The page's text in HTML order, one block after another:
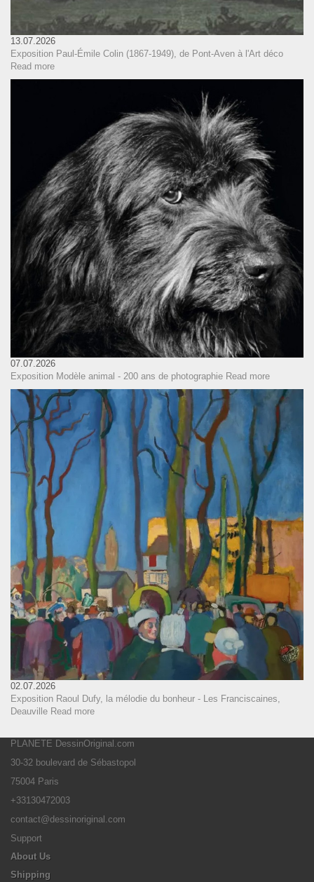
13.07.2026
Exposition Paul-Émile Colin (1867-1949), de Pont-Aven à l'Art déco
Read more
07.07.2026
Exposition Modèle animal - 200 ans de photographie Read more
02.07.2026
Exposition Raoul Dufy, la mélodie du bonheur - Les Franciscaines,
Deauville Read more
PLANETE DessinOriginal.com
30-32 boulevard de Sébastopol
75004 Paris
+33130472003
contact@dessinoriginal.com
Support
About Us
Shipping